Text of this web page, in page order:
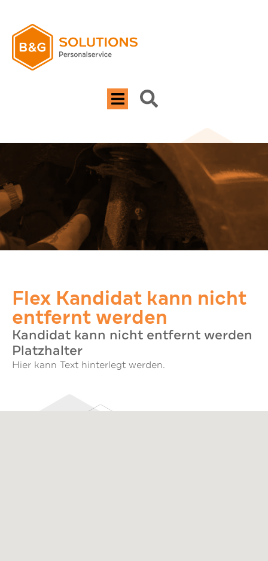
Flex Kandidat kann nicht
entfernt werden
Kandidat kann nicht entfernt werden
Platzhalter
Hier kann Text hinterlegt werden.